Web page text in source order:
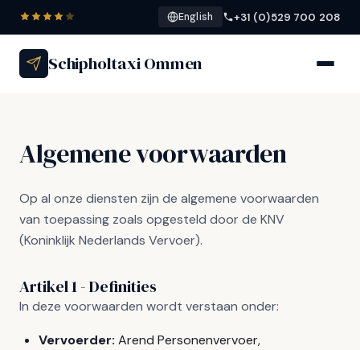
English +31 (0)529 700 208
Schipholtaxi Ommen
Algemene voorwaarden
Op al onze diensten zijn de algemene voorwaarden
van toepassing zoals opgesteld door de KNV
(Koninklijk Nederlands Vervoer).
Artikel 1 - Definities
In deze voorwaarden wordt verstaan onder:
Vervoerder: Arend Personenvervoer,